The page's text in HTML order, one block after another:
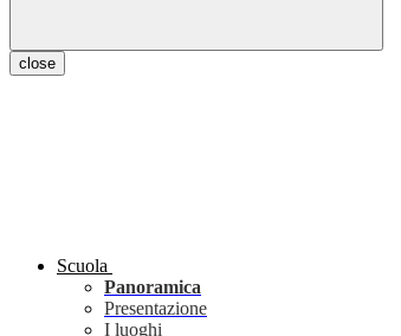
close
Scuola
Panoramica
Presentazione
I luoghi